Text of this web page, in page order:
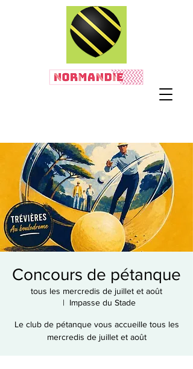
Concours de pétanque
tous les mercredis de juillet et août
  |
Impasse du Stade
Le club de pétanque vous accueille tous les
mercredis de juillet et août